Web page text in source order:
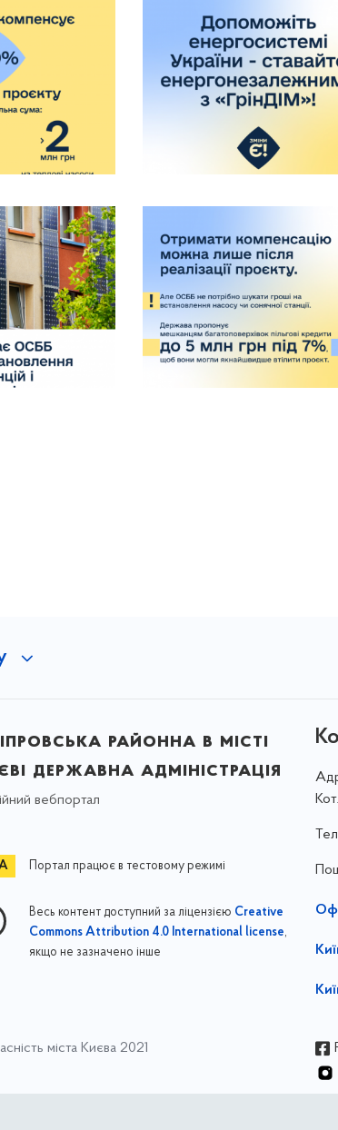
районна в місті
державна адміністрація
вебпортал
Портал працює в тестовому режимі
Весь контент доступний за ліцензією Creative
Commons Attribution 4.0 International license,
якщо не зазначено інше
міста Києва 2021